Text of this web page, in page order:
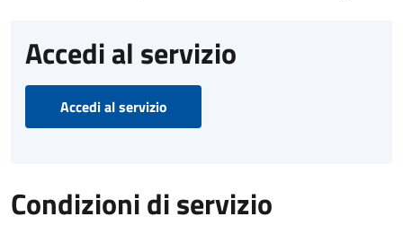
Accedi al servizio
Accedi al servizio
Condizioni di servizio